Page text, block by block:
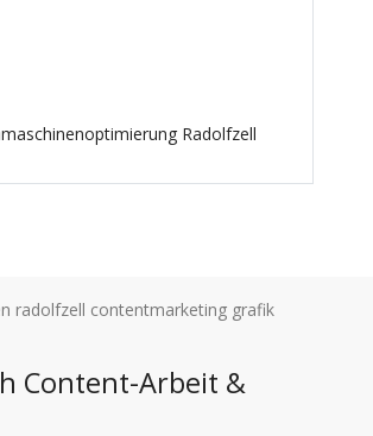
Content-Arbeit &